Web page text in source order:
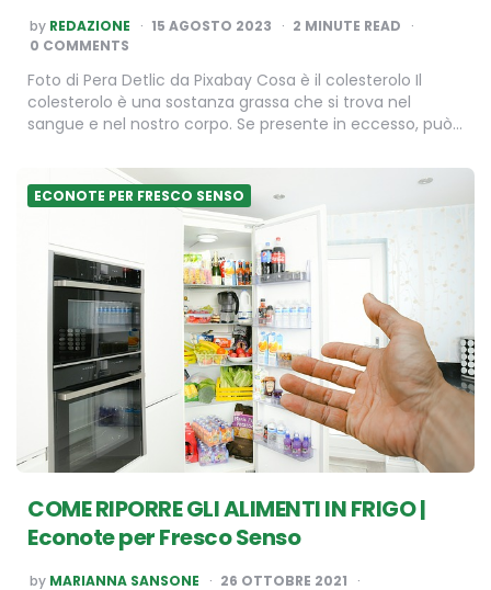
POSTED
BY
by REDAZIONE 15 AGOSTO 2023 2 MINUTE READ
0 COMMENTS
Foto di Pera Detlic da Pixabay Cosa è il colesterolo Il
colesterolo è una sostanza grassa che si trova nel
sangue e nel nostro corpo. Se presente in eccesso, può…
ECONOTE PER FRESCO SENSO
COME RIPORRE GLI ALIMENTI IN FRIGO |
Econote per Fresco Senso
POSTED
by MARIANNA SANSONE 26 OTTOBRE 2021